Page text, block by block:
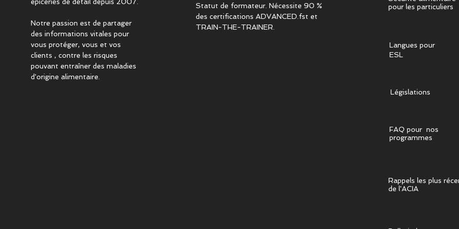
Notre passion est de partager
des informations vitales pour
vous protéger, vous et vos
clients , contre les risques
pouvant entraîner des maladies
d'origine alimentaire.
Statut de formateur. Nécessite 90 %
des certifications ADVANCED.fst et
TRAIN-THE-TRAINER.
pour les particuliers
Langues pour
ESL
Législations
FAQ pour nos
programmes
Rappels les plus
de l'ACIA